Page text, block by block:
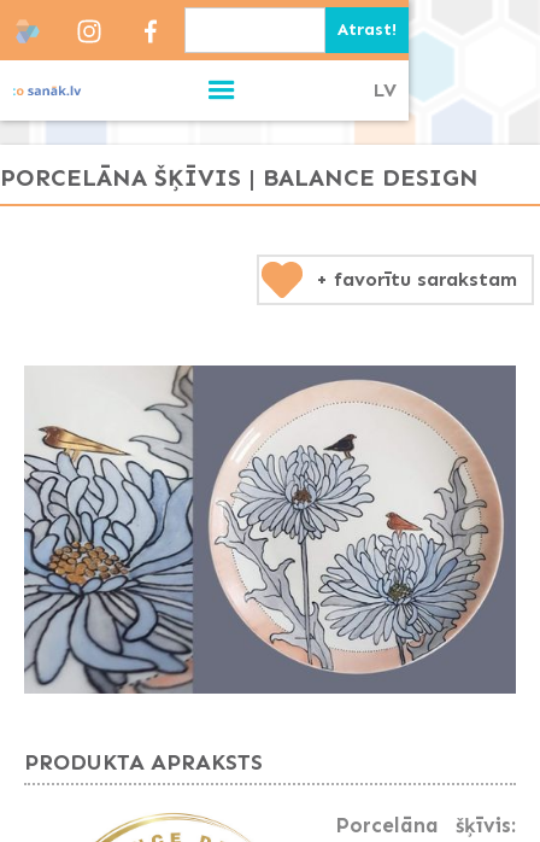
LV
PORCELĀNA ŠĶĪVIS | BALANCE DESIGN
+ favorītu sarakstam
PRODUKTA APRAKSTS
Porcelāna šķīvis: